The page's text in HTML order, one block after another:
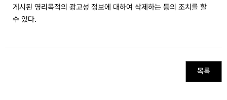
게시된 영리목적의 광고성 정보에 대하여 삭제하는 등의 조치를 할
수 있다.
목록